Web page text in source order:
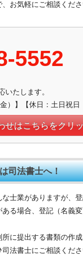
、お気軽にご相談くださ
5552
いたします。
）】【休日：土日祝日
せはこちらをクリ
司法書士へ！
士業がありますが、
る場合、登記（名義
に提出する書類の作
法書士にご相談くださ